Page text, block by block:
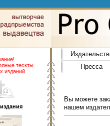
тескты
изданий.
Пресса
Вы можете
нашем